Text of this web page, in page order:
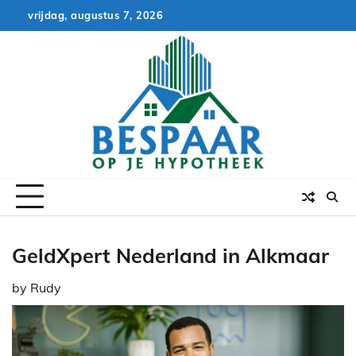
to
vrijdag, augustus 7, 2026
GeldXpert Nederland in Alkmaar
by Rudy